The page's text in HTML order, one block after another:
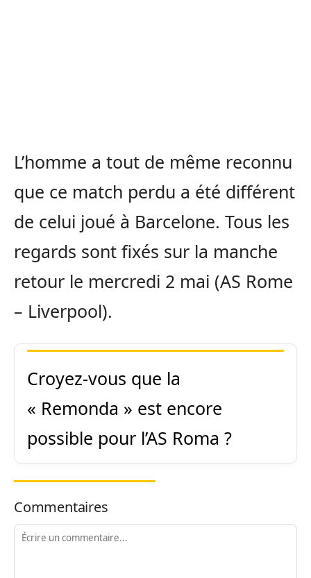
L’homme a tout de même reconnu
que ce match perdu a été différent
de celui joué à Barcelone. Tous les
regards sont fixés sur la manche
retour le mercredi 2 mai (AS Rome
– Liverpool).
Croyez-vous que la
« Remonda » est encore
possible pour l’AS Roma ?
Commentaires